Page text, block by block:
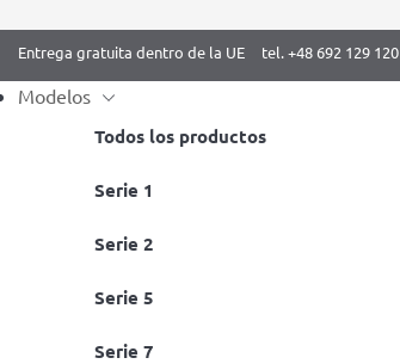
Entrega gratuita dentro de la UE
tel. +48 692 129 120
Modelos
Todos los productos
Serie 1
Serie 2
Serie 5
Serie 7